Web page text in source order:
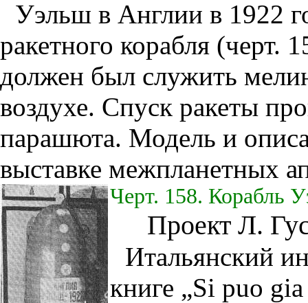
Уэльш в Англии в 1922
ракетного корабля (черт.
должен был служить
воздухе. Спуск ракеты
парашюта. Модель и
выставке межпланетных
Черт. 158. Корабль
Проект Л.
Итальянский
книге „Si puo